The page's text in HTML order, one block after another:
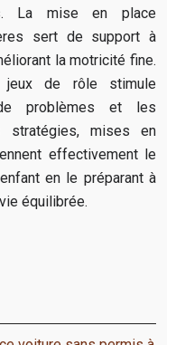
La mise en place
sert de support à
la motricité fine.
jeux de rôle stimule
problèmes et les
stratégies, mises en
effectivement le
en le préparant à
équilibrée.